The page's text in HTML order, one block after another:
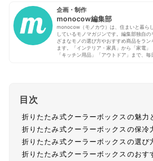
企画・制作
monocow編集部
monocow（モノカウ）は、住まいと暮ら
しているモノマガジンです。編集部独自の
ざまなモノの選び方やおすすめ商品をラ
ます。「インテリア・家具」から「家電」
「キッチン用品」「アウトドア」まで、毎
目次
折りたたみ式クーラーボックスの魅力
折りたたみ式クーラーボックスの保冷
折りたたみ式クーラーボックスの選び
折りたたみ式クーラーボックスのおす